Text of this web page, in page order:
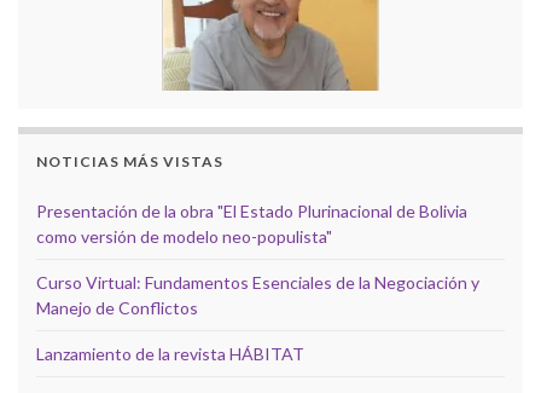
NOTICIAS MÁS VISTAS
Presentación de la obra "El Estado Plurinacional de Bolivia
como versión de modelo neo-populista"
Curso Virtual: Fundamentos Esenciales de la Negociación y
Manejo de Conflictos
Lanzamiento de la revista HÁBITAT